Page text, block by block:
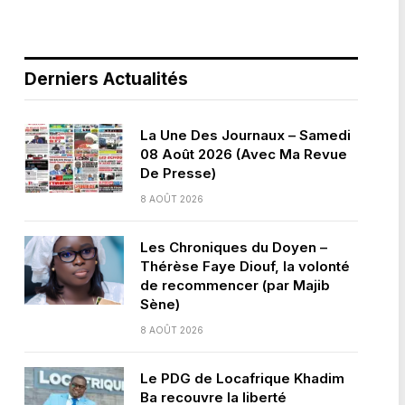
Derniers Actualités
La Une Des Journaux – Samedi
08 Août 2026 (Avec Ma Revue
De Presse)
8 AOÛT 2026
Les Chroniques du Doyen –
Thérèse Faye Diouf, la volonté
de recommencer (par Majib
Sène)
8 AOÛT 2026
Le PDG de Locafrique Khadim
Ba recouvre la liberté